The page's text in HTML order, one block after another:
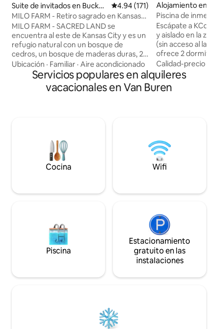
Suite de invitados en Buckne
r
Calificación promedio: 4.94 de
4.94 (171)
MILO FARM - Retiro sagrado en Kansas
City
MILO FARM - SACRED LAND se
encuentra al este de Kansas City y es un
refugio natural con un bosque de
cedros, un bosque de maderas duras, 2
estanques, una cabaña bohemia, un
estudio de arte, una piscina, un granero,
kilómetros de senderos y caprichosos
lugares para acampar. ¡Acaricia y
lavandería, sauna de vapor y sauna de
roca, sala de juegos y patio. Milo Farm se
encuentra a solo 30 minutos de Kansas
Ubicación · Familiar · Aire acondicionado
Alojamiento en
Piscina de
minutos de
Escápate a
y aislado en la
(sin acceso al
ofrece 2
piscina profunda
una bañera de
bosque, una
televisor
parejas o
Si quieres ver un
envíame un
Calidad-precio
Servicios populares en alquileres
vacacionales en Van Buren
Cocina Wifi
Piscina
Estacionamiento
gratuito en las
instalaciones